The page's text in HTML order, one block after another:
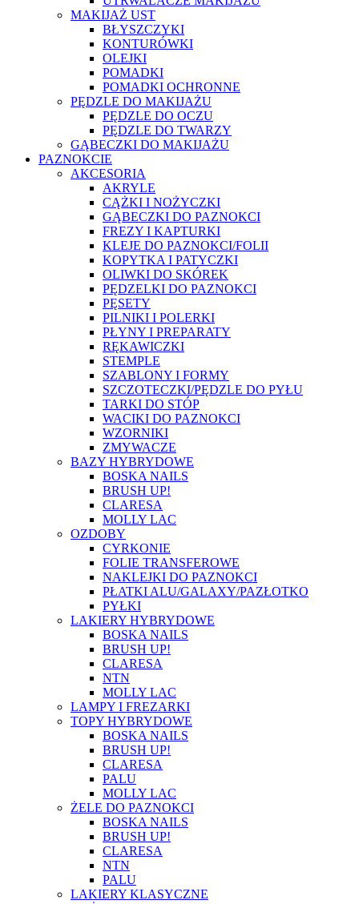
MAKIJAŻ UST
BŁYSZCZYKI
KONTURÓWKI
OLEJKI
POMADKI
POMADKI OCHRONNE
PĘDZLE DO MAKIJAŻU
PĘDZLE DO OCZU
PĘDZLE DO TWARZY
GĄBECZKI DO MAKIJAŻU
PAZNOKCIE
AKCESORIA
AKRYLE
CĄŻKI I NOŻYCZKI
GĄBECZKI DO PAZNOKCI
FREZY I KAPTURKI
KLEJE DO PAZNOKCI/FOLII
KOPYTKA I PATYCZKI
OLIWKI DO SKÓREK
PĘDZELKI DO PAZNOKCI
PĘSETY
PILNIKI I POLERKI
PŁYNY I PREPARATY
RĘKAWICZKI
STEMPLE
SZABLONY I FORMY
SZCZOTECZKI/PĘDZLE DO PYŁU
TARKI DO STÓP
WACIKI DO PAZNOKCI
WZORNIKI
ZMYWACZE
BAZY HYBRYDOWE
BOSKA NAILS
BRUSH UP!
CLARESA
MOLLY LAC
OZDOBY
CYRKONIE
FOLIE TRANSFEROWE
NAKLEJKI DO PAZNOKCI
PŁATKI ALU/GALAXY/PAZŁOTKO
PYŁKI
LAKIERY HYBRYDOWE
BOSKA NAILS
BRUSH UP!
CLARESA
NTN
MOLLY LAC
LAMPY I FREZARKI
TOPY HYBRYDOWE
BOSKA NAILS
BRUSH UP!
CLARESA
PALU
MOLLY LAC
ŻELE DO PAZNOKCI
BOSKA NAILS
BRUSH UP!
CLARESA
NTN
PALU
LAKIERY KLASYCZNE